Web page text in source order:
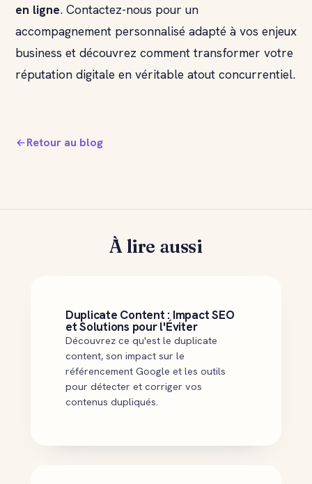
en ligne. Contactez-nous pour un
accompagnement personnalisé adapté à vos enjeux
business et découvrez comment transformer votre
réputation digitale en véritable atout concurrentiel.
Retour au blog
À lire aussi
Duplicate Content : Impact SEO
et Solutions pour l'Éviter
Découvrez ce qu'est le duplicate
content, son impact sur le
référencement Google et les outils
pour détecter et corriger vos
contenus dupliqués.